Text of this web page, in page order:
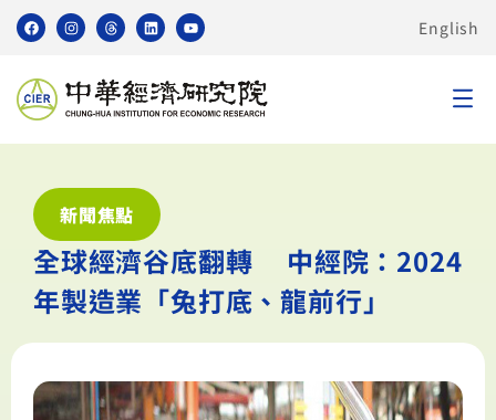
English
新聞焦點
全球經濟谷底翻轉 中經院：2024
年製造業「兔打底、龍前行」